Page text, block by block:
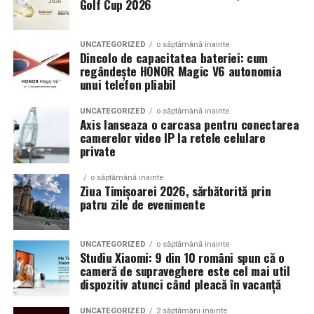
Un aspect specific evenimentelor auto din Cluj este
prezenta multor masini care nu sunt doar proiecte de
show, ci si vehicule utilizate zilnic. Proprietarii acestora
cauta solutii care sa le permita sa participe la
evenimente fara a sacrifica complet confortul sau
siguranta pe drumurile publice.
In acest context, anvelopele alese trebuie sa ofere un
echilibru intre aspect si functionalitate. Multi pasionati
opteaza pentru anvelope care arata bine la show, dar
care pot fi folosite si in conditii reale de trafic,
indiferent de vreme sau sezon.
De ce conteaza tipul de anvelopa la evenimentele din
Cluj
Clujul este un oras in care vremea poate fi imprevizibila,
iar drumurile din imprejurimi includ atat zone urbane,
cat si trasee montane sau colinare. O masina pregatita
Golf Cup 2026
UNCATEGORIZED o săptămână inainte
Dincolo de capacitatea bateriei: cum
regândește HONOR Magic V6 autonomia
unui telefon pliabil
UNCATEGORIZED o săptămână inainte
Axis lanseaza o carcasa pentru conectarea
camerelor video IP la retele celulare
private
o săptămână inainte
Ziua Timișoarei 2026, sărbătorită prin
patru zile de evenimente
UNCATEGORIZED o săptămână inainte
Studiu Xiaomi: 9 din 10 români spun că o
cameră de supraveghere este cel mai util
dispozitiv atunci când pleacă în vacanță
UNCATEGORIZED 2 săptămâni inainte